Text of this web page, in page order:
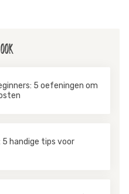
5 oefeningen om
5 handige tips voor